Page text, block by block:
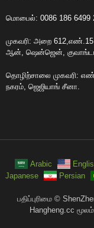
மொபைல்: 0086 186 6499
முகவரி: அறை
ஆன், ஷென்ஜென்,
தொழிற்சாலை முகவரி:
நகரம், ஜெஜியாங் சீனா.
Arabic
Japanese
Persian
பதிப்புரிமை ©
Hangheng.cc